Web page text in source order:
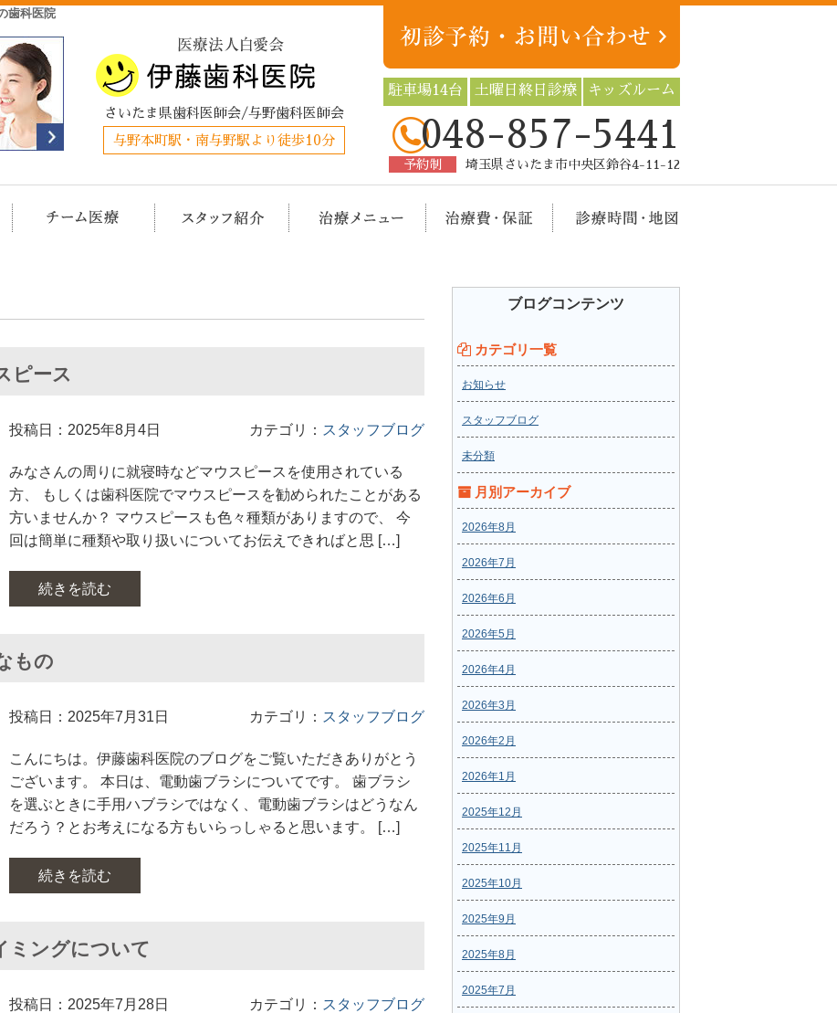
歯科医院
さいたま県歯科医師会/与野歯科医師会
与野本町駅・南与野駅より徒歩10分
駐車場14台 土曜日終日診療 キッズルーム
048-857-5441
予約制 埼玉県さいたま市中央区鈴谷4-11-12
クリニック概要(初めての方へ)担当医チーム医療 スタッフ紹介 治療メニュー 治療費・保証
ピース
投稿日：2025年8月4日 カテゴリ： スタッフブログ
みなさんの周りに就寝時などマウスピースを使用されている
方、 もしくは歯科医院でマウスピースを勧められたことがある
方いませんか？ マウスピースも色々種類がありますので、 今
回は簡単に種類や取り扱いについてお伝えできればと思 […]
続きを読む
もの
投稿日：2025年7月31日 カテゴリ： スタッフブログ
こんにちは。伊藤歯科医院のブログをご覧いただきありがとう
ございます。 本日は、電動歯ブラシについてです。 歯ブラシ
を選ぶときに手用ハブラシではなく、電動歯ブラシはどうなん
だろう？とお考えになる方もいらっしゃると思います。 […]
続きを読む
ミングについて
投稿日：2025年7月28日 カテゴリ： スタッフブログ
ブログコンテンツ
カテゴリ一覧
お知らせ
スタッフブログ
未分類
月別アーカイブ
2026年8月
2026年7月
2026年6月
2026年5月
2026年4月
2026年3月
2026年2月
2026年1月
2025年12月
2025年11月
2025年10月
2025年9月
2025年8月
2025年7月